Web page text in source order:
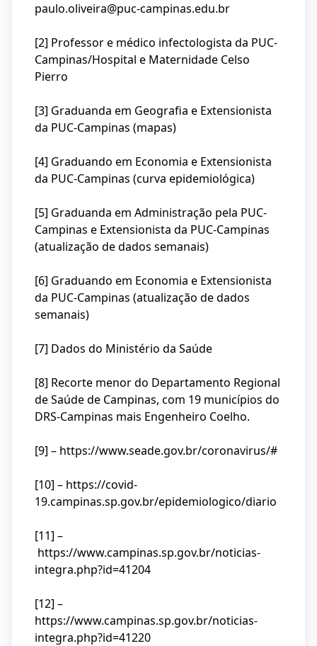
paulo.oliveira@puc-campinas.edu.br
[2] Professor e médico infectologista da PUC-
Campinas/Hospital e Maternidade Celso
Pierro
[3] Graduanda em Geografia e Extensionista
da PUC-Campinas (mapas)
[4] Graduando em Economia e Extensionista
da PUC-Campinas (curva epidemiológica)
[5] Graduanda em Administração pela PUC-
Campinas e Extensionista da PUC-Campinas
(atualização de dados semanais)
[6] Graduando em Economia e Extensionista
da PUC-Campinas (atualização de dados
semanais)
[7] Dados do Ministério da Saúde
[8] Recorte menor do Departamento Regional
de Saúde de Campinas, com 19 municípios do
DRS-Campinas mais Engenheiro Coelho.
[9] – https://www.seade.gov.br/coronavirus/#
[10] – https://covid-
19.campinas.sp.gov.br/epidemiologico/diario
[11] –
https://www.campinas.sp.gov.br/noticias-
integra.php?id=41204
[12] –
https://www.campinas.sp.gov.br/noticias-
integra.php?id=41220